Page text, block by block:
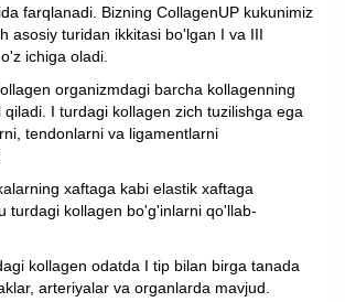
farqlanadi. Bizning CollagenUP kukunimiz
asosiy turidan ikkitasi bo'lgan I va III
ichiga oladi.
organizmdagi barcha kollagenning
qiladi. I turdagi kollagen zich tuzilishga ega
tendonlarni va ligamentlarni
xaftaga kabi elastik xaftaga
turdagi kollagen bo'g'inlarni qo'llab-
kollagen odatda I tip bilan birga tanada
arteriyalar va organlarda mavjud.